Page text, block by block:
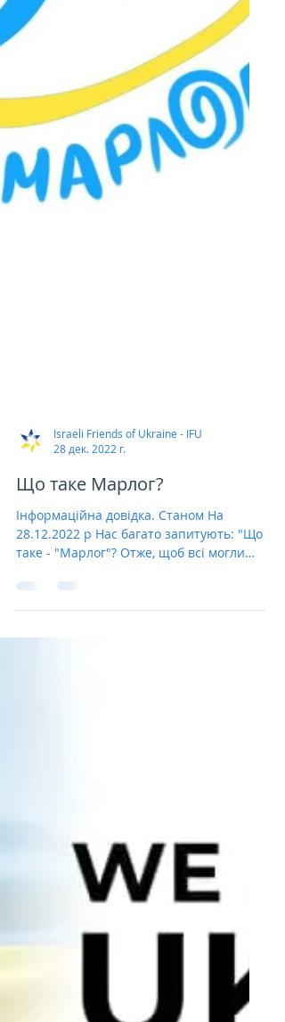
Israeli Friends of Ukraine - IFU
28 дек. 2022 г.
Що таке Марлог?
Інформаційна довідка. Станом На
таке - "Марлог"? Отже, щоб всі могли
дізнатися і розділити з нами...